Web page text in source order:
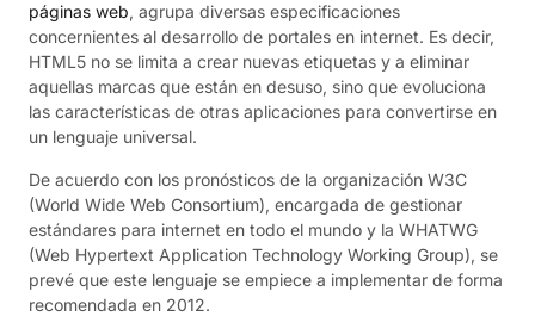
páginas web, agrupa diversas especificaciones
concernientes al desarrollo de portales en internet. Es decir,
HTML5 no se limita a crear nuevas etiquetas y a eliminar
aquellas marcas que están en desuso, sino que evoluciona
las características de otras aplicaciones para convertirse en
un lenguaje universal.
De acuerdo con los pronósticos de la organización W3C
(World Wide Web Consortium), encargada de gestionar
estándares para internet en todo el mundo y la WHATWG
(Web Hypertext Application Technology Working Group), se
prevé que este lenguaje se empiece a implementar de forma
recomendada en 2012.